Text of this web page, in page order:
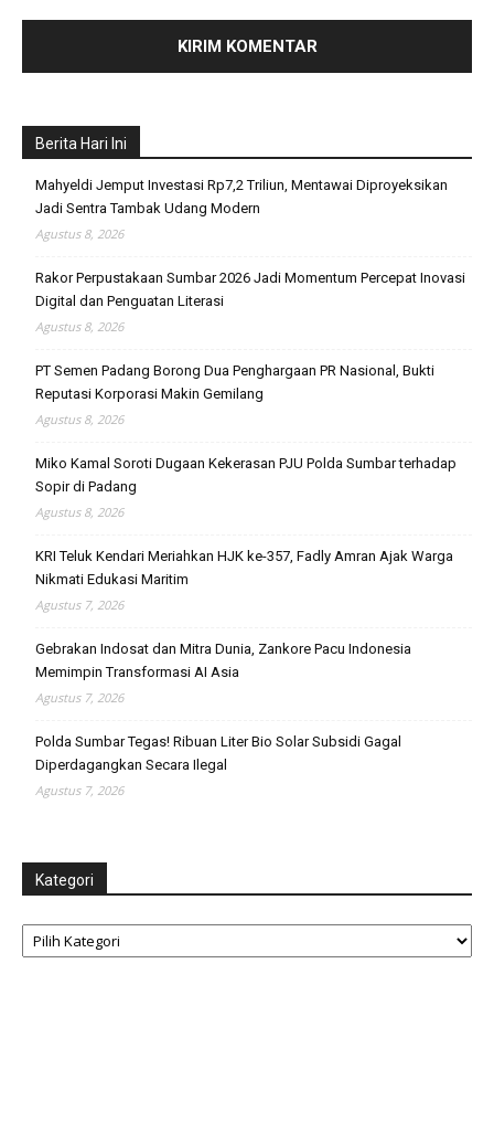
Berita Hari Ini
Mahyeldi Jemput Investasi Rp7,2 Triliun, Mentawai Diproyeksikan
Jadi Sentra Tambak Udang Modern
Agustus 8, 2026
Rakor Perpustakaan Sumbar 2026 Jadi Momentum Percepat Inovasi
Digital dan Penguatan Literasi
Agustus 8, 2026
PT Semen Padang Borong Dua Penghargaan PR Nasional, Bukti
Reputasi Korporasi Makin Gemilang
Agustus 8, 2026
Miko Kamal Soroti Dugaan Kekerasan PJU Polda Sumbar terhadap
Sopir di Padang
Agustus 8, 2026
KRI Teluk Kendari Meriahkan HJK ke-357, Fadly Amran Ajak Warga
Nikmati Edukasi Maritim
Agustus 7, 2026
Gebrakan Indosat dan Mitra Dunia, Zankore Pacu Indonesia
Memimpin Transformasi AI Asia
Agustus 7, 2026
Polda Sumbar Tegas! Ribuan Liter Bio Solar Subsidi Gagal
Diperdagangkan Secara Ilegal
Agustus 7, 2026
Kategori